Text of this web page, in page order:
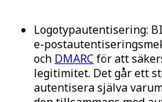
Logotypautentisering:
e-
och DMARC för att
legitimitet. Det går ett
autentisera själva